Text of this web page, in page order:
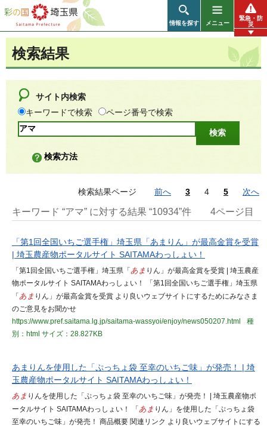
彩の国 埼玉県
情報を探す メニュー
緊急・防
災
検索結果
サイト内検索
キーワードで検索
ページ番号で検索
検索方法
検索結果ページ 前へ 3 4 5 次へ
キーワード “アマ” に対する結果 “10934”件 4ページ目
「第1回全国いちご選手権」埼玉県「あまりん」が最高金賞を受賞
| 埼玉農産物ポータルサイト SAITAMAわっしょい！
「第1回全国いちご選手権」埼玉県「 あま りん」が最高金賞を受賞 | 埼玉農産
物ポータルサイト SAITAMAわっしょい！ 「第1回全国いちご選手権」埼玉県
「 あま りん」が最高金賞を受賞 より良いウェブサイトにするためにみなさま
のご意見をお聞かせ
https://www.pref.saitama.lg.jp/saitama-wassyoi/enjoy/news050207.html
種
別：html サイズ：28.827KB
あまりんを使用した「ぷっちょ袋 至幸のいちご味」が発売！ | 埼
玉農産物ポータルサイト SAITAMAわっしょい！
あま りんを使用した「ぷっちょ袋 至幸のいちご味」が発売！ | 埼玉農産物ポ
ータルサイト SAITAMAわっしょい！ 「 あま りん」を使用した「ぷっちょ袋
至幸のいちご味」が発売！ 商品概要 関連リンク より良いウェブサイトにする